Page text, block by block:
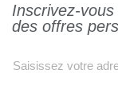
Inscrivez-
des offres